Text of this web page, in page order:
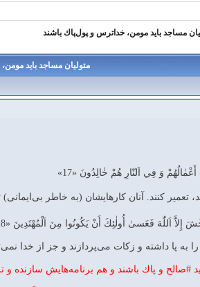
مساجد باید مومن، خداترس و پول‌پاك باشند
متولیان مساجد باید
وَ فِي اَلنّٰارِ هُمْ خٰالِدُونَ «17»
كنند. آنان كارهايشان (به خاطر
إِلاَّ اَللّٰهَ فَعَسىٰ أُولٰئِكَ أَنْ يَكُونُوا مِنَ اَلْمُهْتَدِينَ «18»
به پا داشته و زكات مى‌پردازند و جز از خدا
#صالح و پاك باشند و هم برنامه‌هايش سازنده